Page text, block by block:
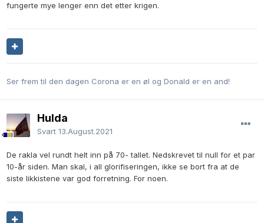
fungerte mye lenger enn det etter krigen.
Ser frem til den dagen Corona er en øl og Donald er en and!
Hulda
Svart 13.August.2021
De rakla vel rundt helt inn på 70- tallet. Nedskrevet til null for et par
10-år siden. Man skal, i all glorifiseringen, ikke se bort fra at de
siste likkistene var god forretning. For noen.